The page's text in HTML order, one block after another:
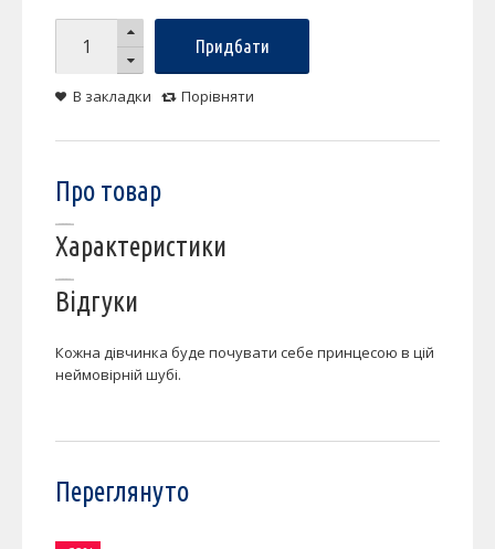
Придбати
В закладки Порівняти
Про товар
Характеристики
Відгуки
Кожна дівчинка буде почувати себе принцесою в цій
неймовірній шубі.
Переглянуто